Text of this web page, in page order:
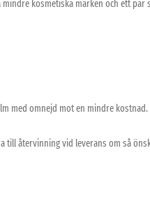
mindre kosmetiska märken och ett
med omnejd mot en mindre kostnad.
till återvinning vid leverans om så